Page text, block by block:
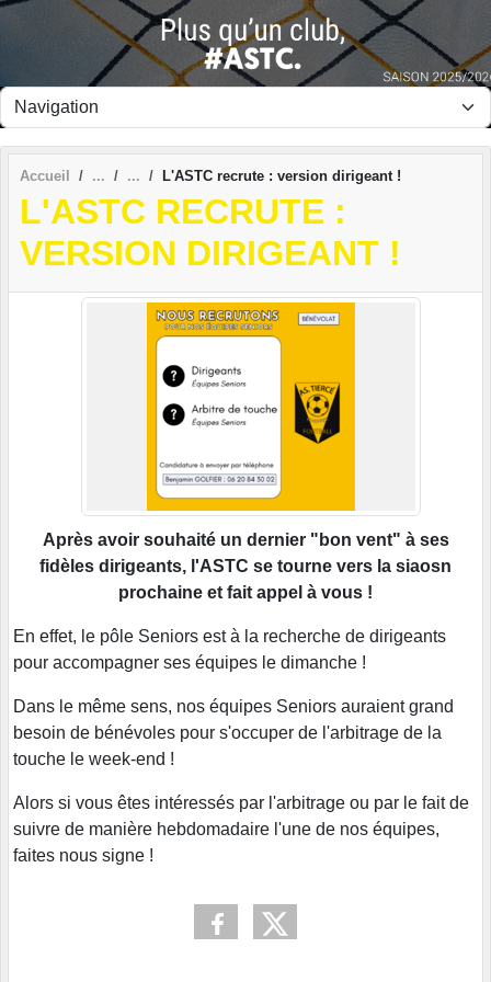
Accueil L'ASTC recrute : version dirigeant !
L'ASTC RECRUTE :
VERSION DIRIGEANT !
Après avoir souhaité un dernier "bon vent" à ses
fidèles dirigeants, l'ASTC se tourne vers la siaosn
prochaine et fait appel à vous !
En effet, le pôle Seniors est à la recherche de dirigeants
pour accompagner ses équipes le dimanche !
Dans le même sens, nos équipes Seniors auraient grand
besoin de bénévoles pour s'occuper de l'arbitrage de la
touche le week-end !
Alors si vous êtes intéressés par l'arbitrage ou par le fait de
suivre de manière hebdomadaire l'une de nos équipes,
faites nous signe !
Panneau de gestion des cookies